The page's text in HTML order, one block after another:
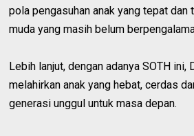
pola pengasuhan anak yang tepat dan
muda yang masih belum
Lebih lanjut, dengan adanya SOTH ini,
melahirkan anak yang hebat, cerdas
generasi unggul untuk masa depan.